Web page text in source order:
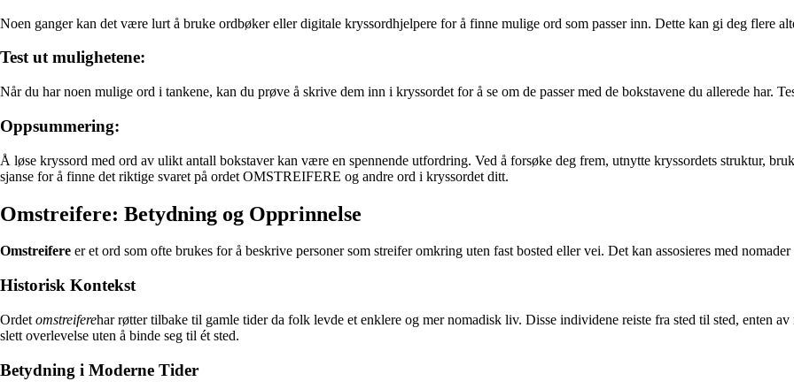
Noen ganger kan det være lurt å bruke ordbøker eller digitale kryssordhjelpere for å finne mulige ord som passer inn. Dette kan gi deg flere
Test ut mulighetene:
Når du har noen mulige ord i tankene, kan du prøve å skrive dem inn i kryssordet for å se om de passer med de bokstavene du allerede har.
Oppsummering:
Å løse kryssord med ord av ulikt antall bokstaver kan være en spennende utfordring. Ved å forsøke deg frem, utnytte kryssordets struktur,
sjanse for å finne det riktige svaret på ordet OMSTREIFERE og andre ord i kryssordet ditt.
Omstreifere: Betydning og Opprinnelse
Omstreifere er et ord som ofte brukes for å beskrive personer som streifer omkring uten fast bosted eller vei. Det kan assosieres med
Historisk Kontekst
Ordet omstreiferehar røtter tilbake til gamle tider da folk levde et enklere og mer nomadisk liv. Disse individene reiste fra sted til sted, enten
slett overlevelse uten å binde seg til ét sted.
Betydning i Moderne Tider